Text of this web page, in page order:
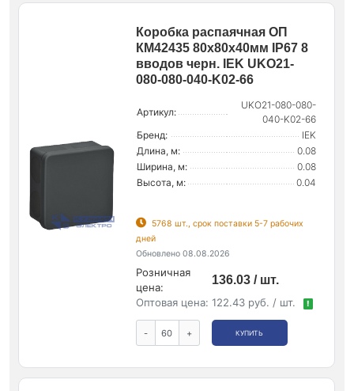
Коробка распаячная ОП
КМ42435 80х80х40мм IP67 8
вводов черн. IEK UKO21-
080-080-040-K02-66
Артикул:
UKO21-080-080-
040-K02-66
Бренд:
IEK
Длина, м:
0.08
Ширина, м:
0.08
Высота, м:
0.04
5768 шт., срок поставки 5-7 рабочих
дней
Обновлено 08.08.2026
Розничная
цена:
136.03 / шт.
Оптовая цена: 122.43 руб. / шт. !
- + КУПИТЬ